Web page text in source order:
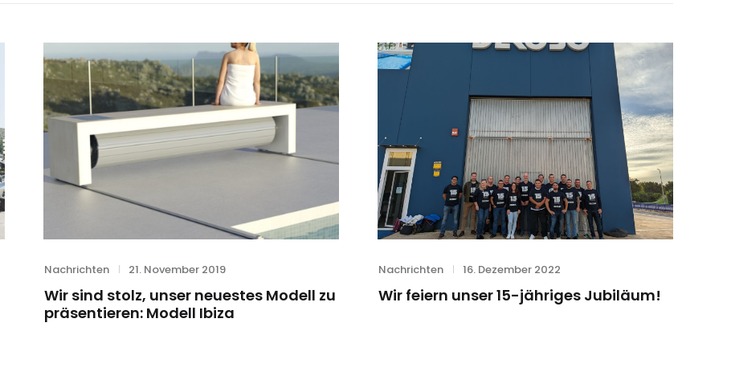
Category
Nachrichten
Posted
21. November 2019
Wir sind stolz, unser neuestes Modell zu
präsentieren: Modell Ibiza
Category
Nachrichten
Posted
16. Dezember 2022
Wir feiern unser 15-jähriges Jubiläum!